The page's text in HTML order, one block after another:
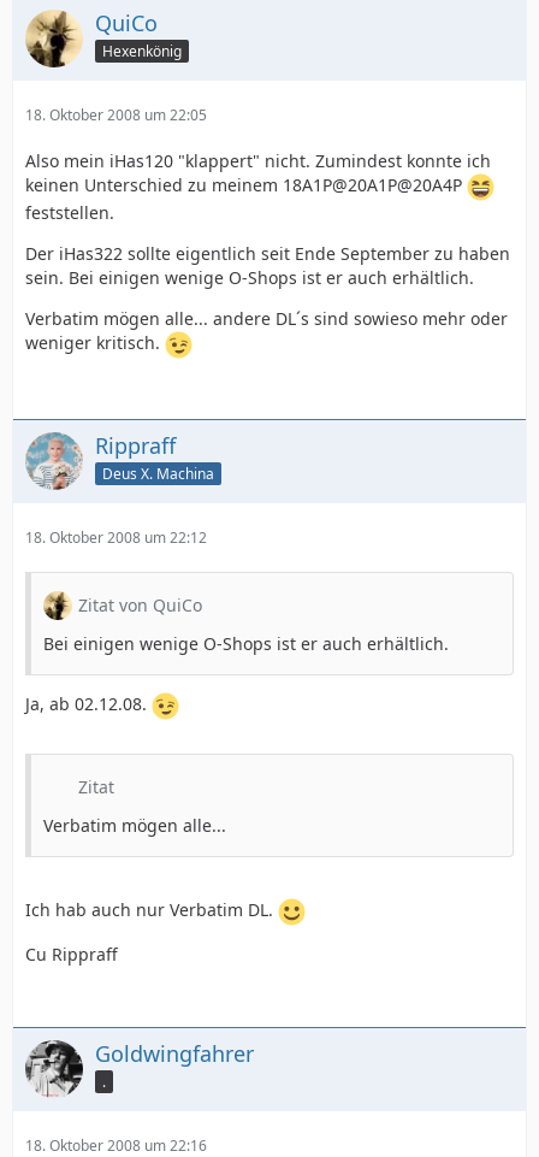
QuiCo
Hexenkönig
18. Oktober 2008 um 22:05
Also mein iHas120 "klappert" nicht. Zumindest konnte ich
keinen Unterschied zu meinem 18A1P@20A1P@20A4P
feststellen.
Der iHas322 sollte eigentlich seit Ende September zu haben
sein. Bei einigen wenige O-Shops ist er auch erhältlich.
Verbatim mögen alle... andere DL´s sind sowieso mehr oder
weniger kritisch.
Rippraff
Deus X. Machina
18. Oktober 2008 um 22:12
Zitat von QuiCo
Bei einigen wenige O-Shops ist er auch erhältlich.
Ja, ab 02.12.08.
Zitat
Verbatim mögen alle...
Ich hab auch nur Verbatim DL.
Cu Rippraff
Goldwingfahrer
.
18. Oktober 2008 um 22:16